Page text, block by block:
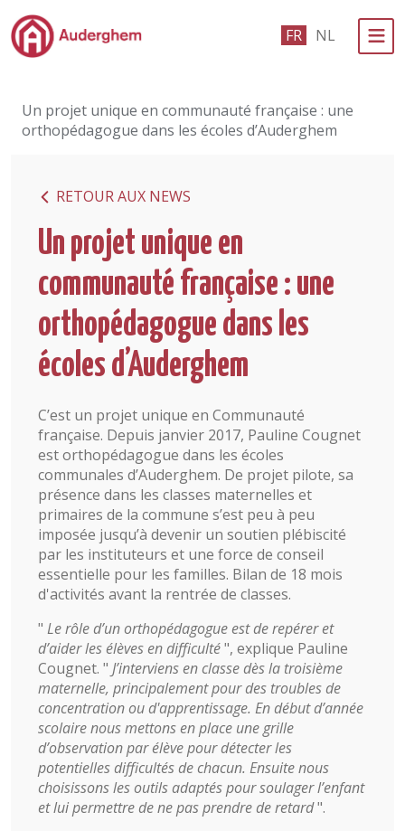
Passer au contenu principal FR NL
Événements et vie associative
Vivre à Auderghem
En 1 clic
Un projet unique en communauté française : une
orthopédagogue dans les écoles d’Auderghem
RETOUR AUX NEWS
Un projet unique en
communauté française : une
orthopédagogue dans les
écoles d’Auderghem
C’est un projet unique en Communauté
française. Depuis janvier 2017, Pauline Cougnet
est orthopédagogue dans les écoles
communales d’Auderghem. De projet pilote, sa
présence dans les classes maternelles et
primaires de la commune s’est peu à peu
imposée jusqu’à devenir un soutien plébiscité
par les instituteurs et une force de conseil
essentielle pour les familles. Bilan de 18 mois
d'activités avant la rentrée de classes.
" Le rôle d’un orthopédagogue est de repérer et
d’aider les élèves en difficulté", explique Pauline
Cougnet. " J’interviens en classe dès la troisième
maternelle, principalement pour des troubles de
concentration ou d'apprentissage. En début d’année
scolaire nous mettons en place une grille
d’observation par élève pour détecter les
potentielles difficultés de chacun. Ensuite nous
choisissons les outils adaptés pour soulager l’enfant
et lui permettre de ne pas prendre de retard".